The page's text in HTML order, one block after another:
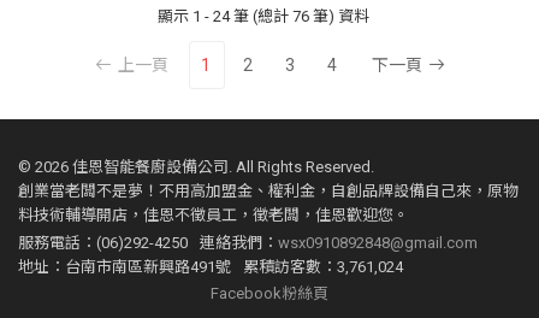
顯示 1 - 24 筆 (總計 76 筆) 資料
上一頁 1 2 3 4 下一頁
© 2026 佳恩智能餐廚設備公司. All Rights Reserved.
創業當老闆不是夢！不用高加盟金、權利金，自創品牌設備自己來，原物
料技術輔導開店，佳恩不徵員工，徵老闆，佳恩歡迎您。
服務電話：(06)292-4250
連絡我們： wsx0910892848@gmail.com
地址：台南市南區新興路491號
累積訪客數：3,761,024
Facebook粉絲頁